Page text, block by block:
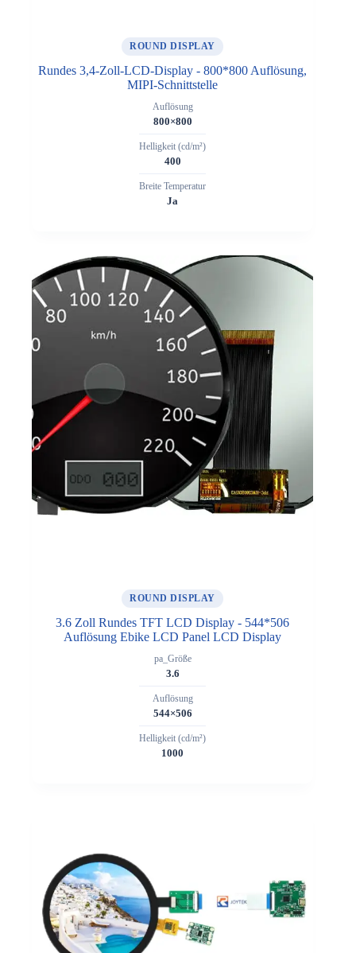
ROUND DISPLAY
Rundes 3,4-Zoll-LCD-Display - 800*800 Auflösung,
MIPI-Schnittstelle
Auflösung
800×800
Helligkeit (cd/m²)
400
Breite Temperatur
Ja
ROUND DISPLAY
3.6 Zoll Rundes TFT LCD Display - 544*506
Auflösung Ebike LCD Panel LCD Display
pa_Größe
3.6
Auflösung
544×506
Helligkeit (cd/m²)
1000